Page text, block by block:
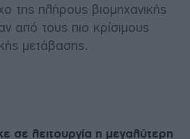
της πλήρους βιομηχανικής
από τους πιο κρίσιμους
μετάβασης.
σε λειτουργία η μεγαλύτερη